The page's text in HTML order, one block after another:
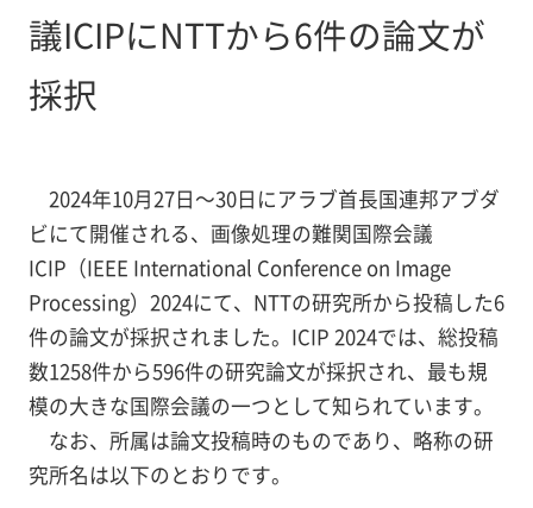
議ICIPにNTTから6件の論文が
採択
2024年10月27日～30日にアラブ首長国連邦アブダ
ビにて開催される、画像処理の難関国際会議
ICIP（IEEE International Conference on Image
Processing）2024にて、NTTの研究所から投稿した6
件の論文が採択されました。ICIP 2024では、総投稿
数1258件から596件の研究論文が採択され、最も規
模の大きな国際会議の一つとして知られています。
なお、所属は論文投稿時のものであり、略称の研
究所名は以下のとおりです。